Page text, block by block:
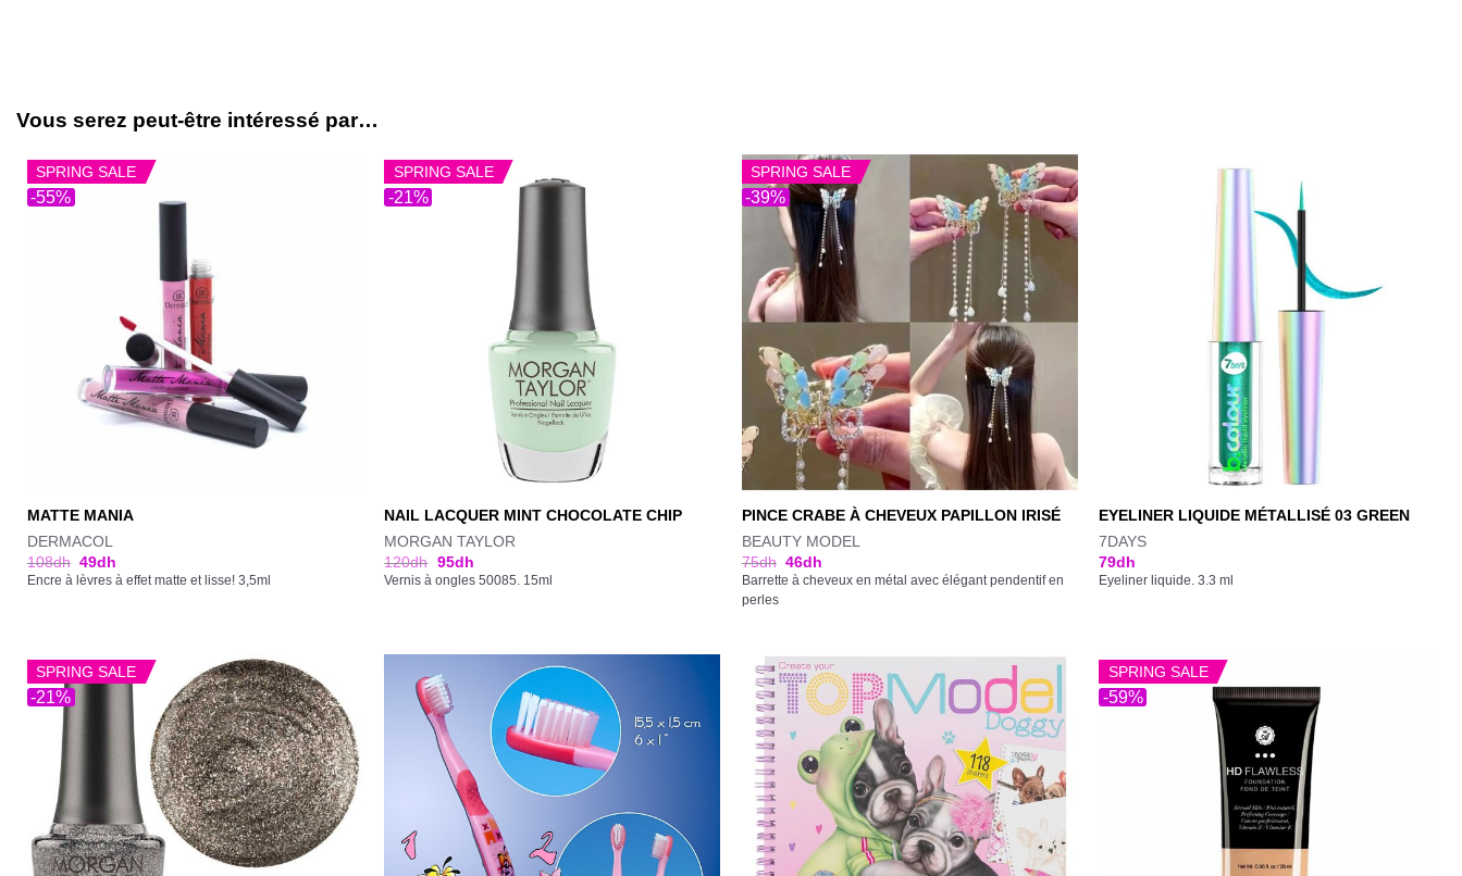
Vous serez peut-être intéressé par…
-55%
SPRING SALE
MATTE MANIA
DERMACOL
108dh 49dh
Encre à lèvres à effet matte et lisse! 3,5ml
-21%
SPRING SALE
NAIL LACQUER MINT CHOCOLATE CHIP
MORGAN TAYLOR
120dh 95dh
Vernis à ongles 50085. 15ml
-39%
SPRING SALE
PINCE CRABE À CHEVEUX PAPILLON IRISÉ
BEAUTY MODEL
75dh 46dh
Barrette à cheveux en métal avec élégant pendentif en
perles
EYELINER LIQUIDE MÉTALLISÉ 03 GREEN
7DAYS
79dh
Eyeliner liquide. 3.3 ml
-21%
SPRING SALE
-59%
SPRING SALE